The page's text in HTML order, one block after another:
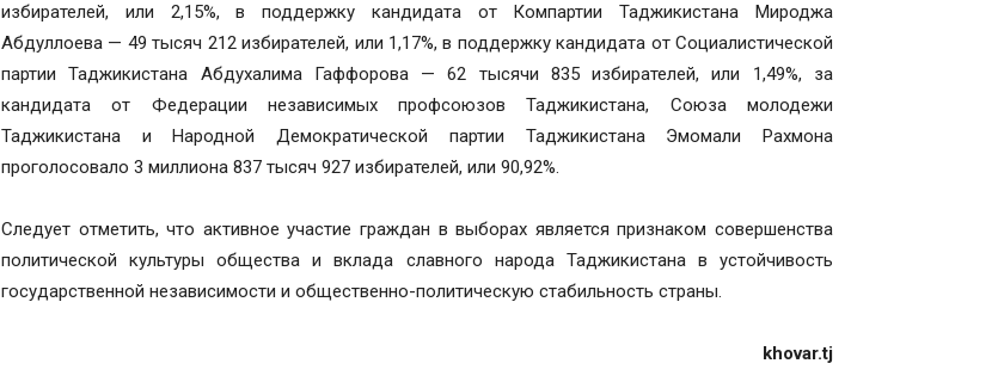
избирателей, или 2,15%, в поддержку кандидата от Компартии Таджикистана Мироджа
Абдуллоева — 49 тысяч 212 избирателей, или 1,17%, в поддержку кандидата от Социалистической
партии Таджикистана Абдухалима Гаффорова — 62 тысячи 835 избирателей, или 1,49%, за
кандидата от Федерации независимых профсоюзов Таджикистана, Союза молодежи
Таджикистана и Народной Демократической партии Таджикистана Эмомали Рахмона
проголосовало 3 миллиона 837 тысяч 927 избирателей, или 90,92%.
Следует отметить, что активное участие граждан в выборах является признаком совершенства
политической культуры общества и вклада славного народа Таджикистана в устойчивость
государственной независимости и общественно-политическую стабильность страны.
khovar.tj